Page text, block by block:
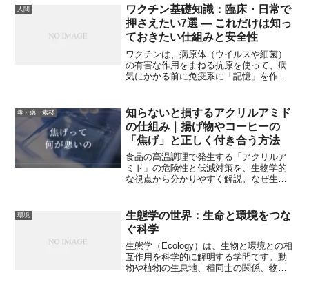
など）に対して敏感に反応し、その挙動
や生存率を観察すること...
人間
ワクチン基礎知識：臨床・日常で
押さえたい7選 — これだけは知っ
ておきたい仕組みと安全性
ワクチンは、病原体（ウイルスや細菌）
の有害な作用をまねる抗原を使って、病
気にかかる前に免疫系に「記憶」を作ら
疫を誘導します。世界保健機関（WHO）
や各国公衆衛生機関は、ワクチンを「疾
病予防の最も安全で効果的な方法の一
つ」と位置づけています。
毒・薬・素材
知らないと損するアクリルアミド
の仕組み｜揚げ物やコーヒーの
「焦げ」と正しく付き合う方法
食品の高温調理で発生する「アクリルア
ミド」の危険性と低減対策を、生物学的
な視点から分かりやすく解説。なぜ生成
がさない調理のコツなど、明日から役立
つ具体策7選を紹介します。
環境
生態学の世界：生命と環境をつな
ぐ科学
生態学（Ecology）は、生物と環境との相
互作用を科学的に解明する学問です。動
物や植物の生息地、種同士の関係、物質